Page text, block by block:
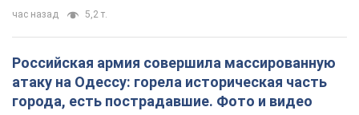
час назад 5,2 т.
Российская армия совершила массированную
атаку на Одессу: горела историческая часть
города, есть пострадавшие. Фото и видео